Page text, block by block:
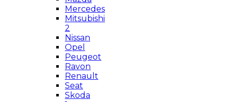
Mercedes
Mitsubishi
2
Nissan
Opel
Peugeot
Ravon
Renault
Seat
Skoda